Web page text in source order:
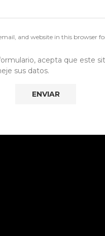
and website in this browser
acepta que este
sus datos.